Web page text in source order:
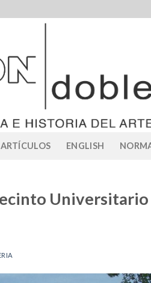
ARTÍCULOS ENGLISH
Universitario